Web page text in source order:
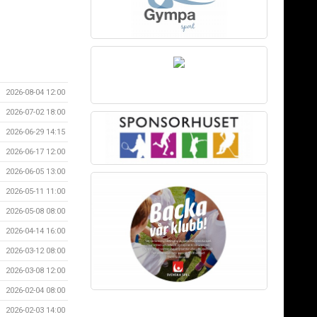
2026-08-04 12:00
2026-07-02 18:00
2026-06-29 14:15
2026-06-17 12:00
2026-06-05 13:00
2026-05-11 11:00
2026-05-08 08:00
2026-04-14 16:00
2026-03-12 08:00
2026-03-08 12:00
2026-02-04 08:00
2026-02-03 14:00